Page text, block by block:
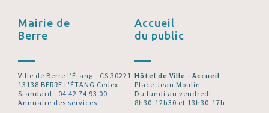
Mairie de
Berre
Ville de Berre l’Étang - CS 30221
13138 BERRE L'ÉTANG Cedex
Standard : 04 42 74 93 00
Annuaire des services
Accueil
du public
Hôtel de Ville - Accueil
Place Jean Moulin
Du lundi au vendredi
8h30-12h30 et 13h30-17h